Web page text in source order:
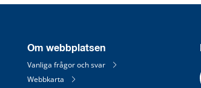
Om webbplatsen
Vanliga frågor och svar
Webbkarta